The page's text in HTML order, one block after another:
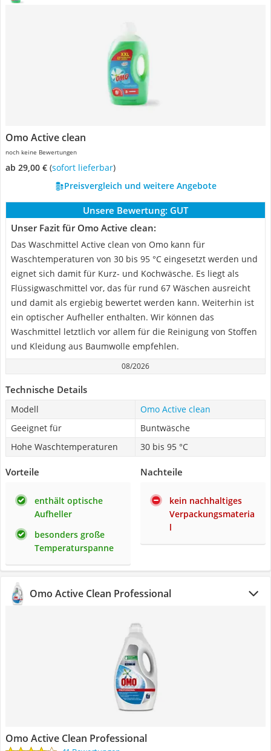
Omo Active clean
noch keine Bewertungen
ab 29,00 € ( Sofort lieferbar)
Preisvergleich und weitere Angebote
Unsere Bewertung: GUT
Unser Fazit für Omo Active clean:
Das Waschmittel Active clean von Omo kann für
Waschtemperaturen von 30 bis 95 °C eingesetzt werden und
eignet sich damit für Kurz- und Kochwäsche. Es liegt als
Flüssigwaschmittel vor, das für rund 67 Wäschen ausreicht
und damit als ergiebig bewertet werden kann. Weiterhin ist
ein optischer Aufheller enthalten. Wir können das
Waschmittel letztlich vor allem für die Reinigung von Stoffen
und Kleidung aus Baumwolle empfehlen.
08/2026
Technische Details
Modell
Omo Active clean
Geeignet für
Buntwäsche
Hohe Waschtemperaturen
30 bis 95 °C
Vorteile
enthält optische
Aufheller
besonders große
Temperaturspanne
Nachteile
kein nachhaltiges
Verpackungsmateria
l
Omo Active Clean Professional
Omo Active Clean Professional